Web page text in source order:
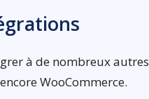
à de nombreux
WooCommerce.